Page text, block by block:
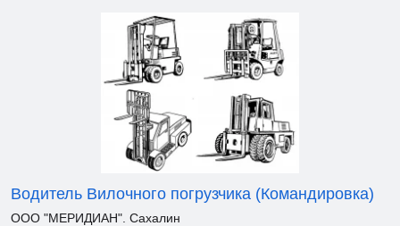
Водитель Вилочного погрузчика (Командировка)
ООО "МЕРИДИАН". Сахалин